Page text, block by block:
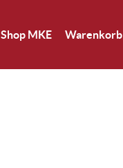
Shop MKE Warenkorb